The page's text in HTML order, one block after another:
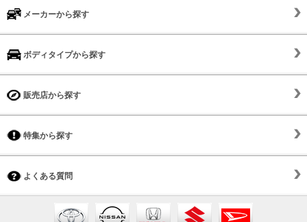
メーカーから探す
ボディタイプから探す
販売店から探す
特集から探す
よくある質問